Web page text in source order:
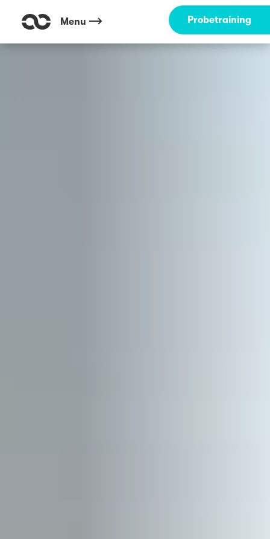
Menu Probetraining
Outdoor Fitness direkt um die Ecke: Nordpark Tanzring Düsseldorf ☀️